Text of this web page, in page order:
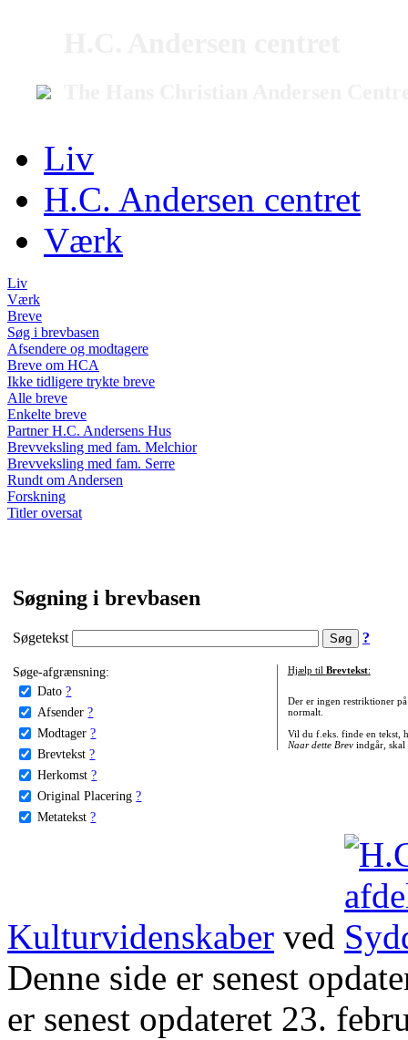
Liv
H.C. Andersen centret
Værk
Liv
Værk
Breve
Søg i brevbasen
Afsendere og modtagere
Breve om HCA
Ikke tidligere trykte breve
Alle breve
Enkelte breve
Partner H.C. Andersens Hus
Brevveksling med fam. Melchior
Brevveksling med fam. Serre
Rundt om Andersen
Forskning
Titler oversat
Søgning i brevbasen
Søgetekst ?
Søge-afgrænsning:
Dato ?
Afsender ?
Modtager ?
Brevtekst ?
Herkomst ?
Original Placering ?
Metatekst ?
Hjælp til Brevtekst:
Der er ingen restriktioner
normalt.
Vil du f.eks. finde en tekst,
Naar dette Brevindgår, skal
Kulturvidenskaber ved
Denne side er senest
er senest opdateret 23.